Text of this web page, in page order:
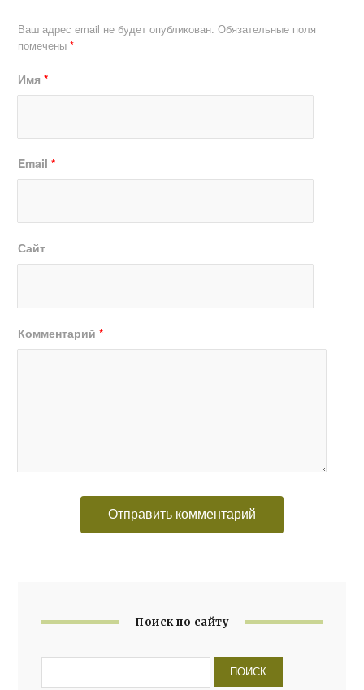
Ваш адрес email не будет опубликован. Обязательные поля
помечены*
Имя*
Email*
Сайт
Комментарий*
Поиск по сайту